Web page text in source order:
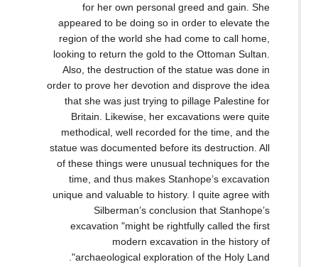
for her own personal greed and gain. She
appeared to be doing so in order to elevate the
region of the world she had come to call home,
looking to return the gold to the Ottoman Sultan.
Also, the destruction of the statue was done in
order to prove her devotion and disprove the idea
that she was just trying to pillage Palestine for
Britain. Likewise, her excavations were quite
methodical, well recorded for the time, and the
statue was documented before its destruction. All
of these things were unusual techniques for the
time, and thus makes Stanhope’s excavation
unique and valuable to history. I quite agree with
Silberman’s conclusion that Stanhope’s
excavation "might be rightfully called the first
modern excavation in the history of
archaeological exploration of the Holy Land".